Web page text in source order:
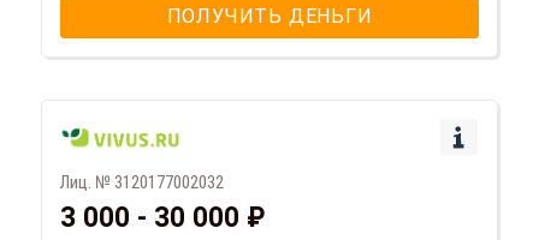
ПОЛУЧИТЬ ДЕНЬГИ
Лиц. № 3120177002032
3 000 - 30 000 ₽